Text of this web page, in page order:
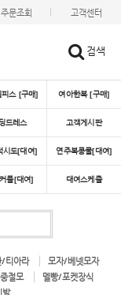
주문조회 고객센터
검색
피스 [구매] 여아한복 [구매]
드레스 고객게시판
시도[대여] 연주복콩쿨[대여]
플[대여] 대여스케쥴
/티아라
모자/베넷모자
절모
멜빵/포켓장식